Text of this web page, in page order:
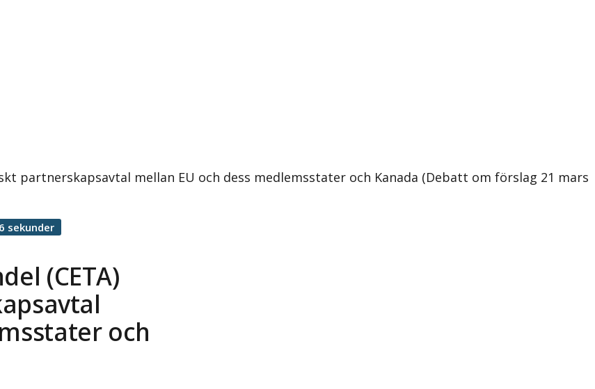
partnerskapsavtal mellan EU och dess medlemsstater och Kanada (Debatt om förslag 21 mars
(CETA)
och
sekunder